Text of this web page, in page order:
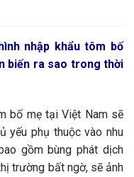
nhập khẩu tôm bố
biến ra sao trong thời
bố mẹ tại Việt Nam sẽ
yếu phụ thuộc vào nhu
gồm bùng phát dịch
trường bất ngờ, sẽ ảnh